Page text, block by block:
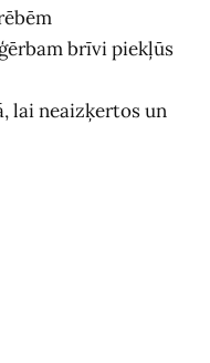
brīvi piekļūs
lai neaizķertos un